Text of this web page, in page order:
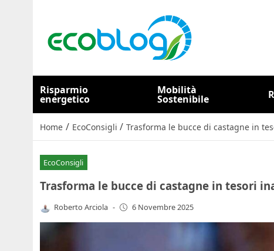
Risparmio
energetico
Mobilità
Sostenibile
Home / EcoConsigli / Trasforma le bucce di castagne in
EcoConsigli
Trasforma le bucce di castagne in tesori
Roberto Arciola - 6 Novembre 2025